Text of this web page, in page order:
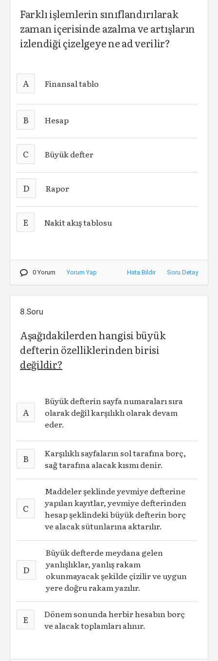
Farklı işlemlerin sınıflandırılarak
zaman içerisinde azalma ve artışların
izlendiği çizelgeye ne ad verilir?
A Finansal tablo
B Hesap
C Büyük defter
D Rapor
E Nakit akış tablosu
0 Yorum Yorum Yap Hata Bildir Soru Detay
8.Soru
Aşağıdakilerden hangisi büyük
defterin özelliklerinden birisi
değildir?
A
Büyük defterin sayfa numaraları sıra
olarak değil karşılıklı olarak devam
eder.
B
Karşılıklı sayfaların sol tarafına borç,
sağ tarafına alacak kısmı denir.
C
Maddeler şeklinde yevmiye defterine
yapılan kayıtlar, yevmiye defterinden
hesap şeklindeki büyük defterin borç
ve alacak sütunlarına aktarılır.
D
Büyük defterde meydana gelen
yanlışlıklar, yanlış rakam
okunmayacak şekilde çizilir ve uygun
yere doğru rakam yazılır.
E
Dönem sonunda herbir hesabın borç
ve alacak toplamları alınır.